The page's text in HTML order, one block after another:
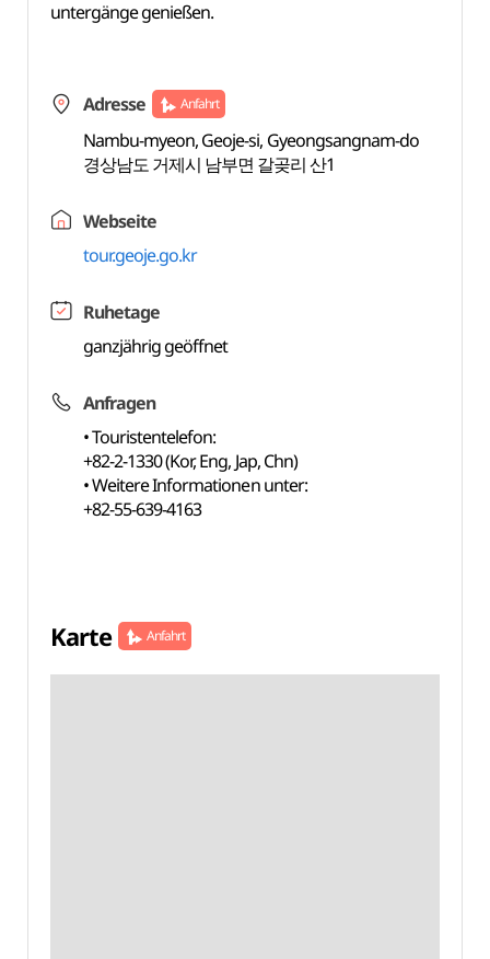
untergänge genießen.
Adresse Anfahrt
Nambu-myeon, Geoje-si, Gyeongsangnam-do
경상남도 거제시 남부면 갈곶리 산1
Webseite
tour.geoje.go.kr
Ruhetage
ganzjährig geöffnet
Anfragen
• Touristentelefon:
+82-2-1330 (Kor, Eng, Jap, Chn)
• Weitere Informationen unter:
+82-55-639-4163
Karte Anfahrt